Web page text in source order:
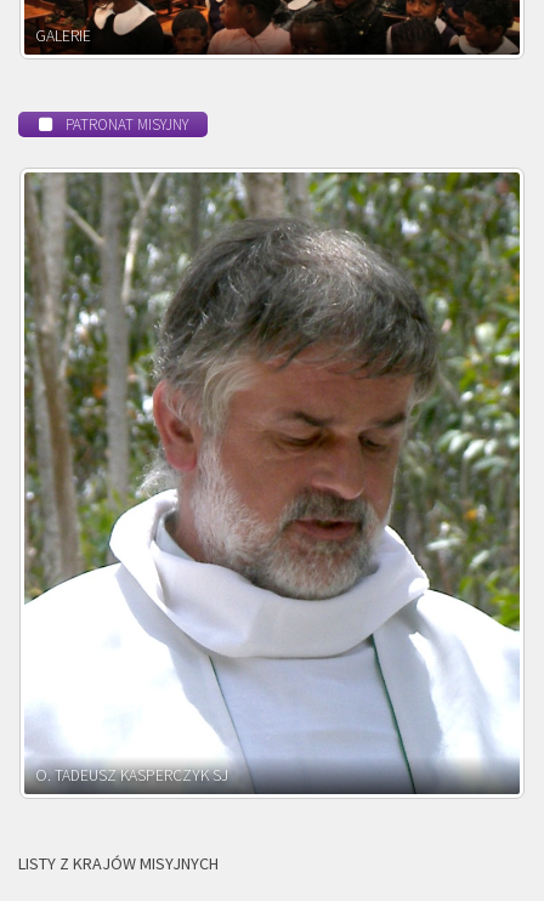
POWOŁANIE MISYJNE
PATRONAT MISYJNY
O. ADNRZEJ LEŚNIARA SJ
LISTY Z KRAJÓW MISYJNYCH